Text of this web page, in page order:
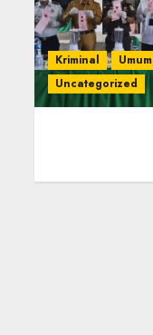
Kriminal
Umum
Uncategorized